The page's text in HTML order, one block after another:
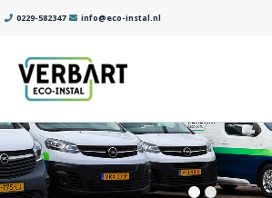
Ga
inhoud
0229-582347 info@eco-instal.nl